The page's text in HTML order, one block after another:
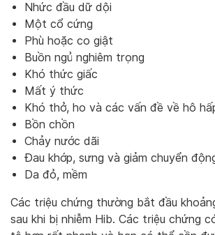
Nhức đầu dữ dội
Một cổ cứng
Phù hoặc co giật
Buồn ngủ nghiêm trọng
Khó thức giấc
Mất ý thức
Khó thở, ho và các vấn đề về hô
Bồn chồn
Chảy nước dãi
Đau khớp, sưng và giảm chuyển
Da đỏ, mềm
Các triệu chứng thường bắt đầu
sau khi bị nhiễm Hib. Các triệu chứng